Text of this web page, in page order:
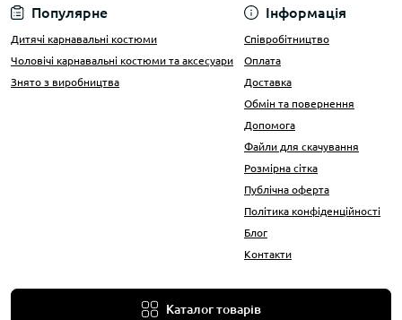
Популярне
Дитячі карнавальні костюми
Чоловічі карнавальні костюми та аксесуари
Знято з виробництва
Інформація
Співробітництво
Оплата
Доставка
Обмін та повернення
Допомога
Файли для скачування
Розмірна сітка
Публічна оферта
Політика конфіденційності
Блог
Контакти
Каталог товарів